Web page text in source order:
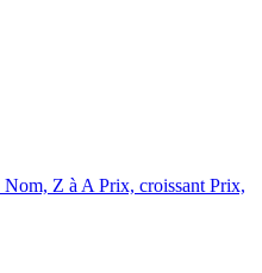
Nom, Z à A Prix, croissant Prix,